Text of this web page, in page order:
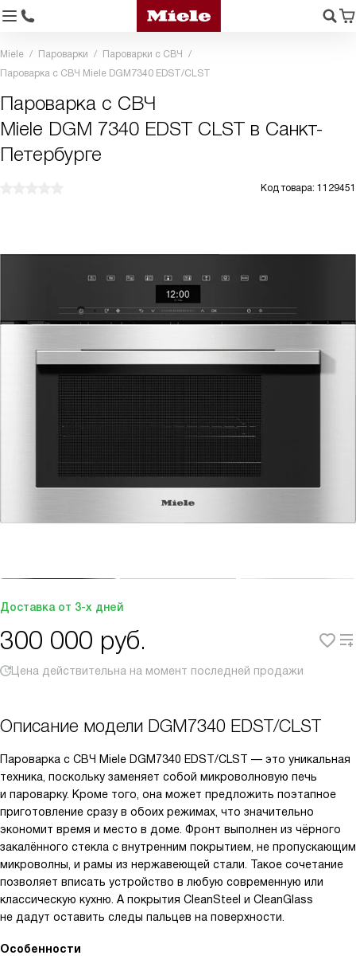
Miele Пароварки
Пароварки с СВЧ
Пароварка с СВЧ Miele DGM7340 EDST/CLST
Пароварка с СВЧ
Miele DGM 7340 EDST CLST в Санкт-
Петербурге
Код товара: 1129451
Доставка от 3-х дней
300 000 руб.
Цена действительна на момент последней продажи
Описание модели DGM7340 EDST/CLST
Пароварка с СВЧ Miele DGM7340 EDST/CLST — это уникальная
техника, поскольку заменяет собой микроволновую печь
и пароварку. Кроме того, она может предложить поэтапное
приготовление сразу в обоих режимах, что значительно
экономит время и место в доме. Фронт выполнен из чёрного
закалённого стекла с внутренним покрытием, не пропускающим
микроволны, и рамы из нержавеющей стали. Такое сочетание
позволяет вписать устройство в любую современную или
классическую кухню. А покрытия CleanSteel и CleanGlass
не дадут оставить следы пальцев на поверхности.
Особенности